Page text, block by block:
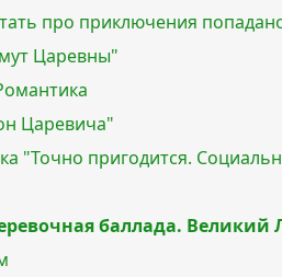
про приключения
Царевны"
Царевича"
"Точно пригодится.
баллада.